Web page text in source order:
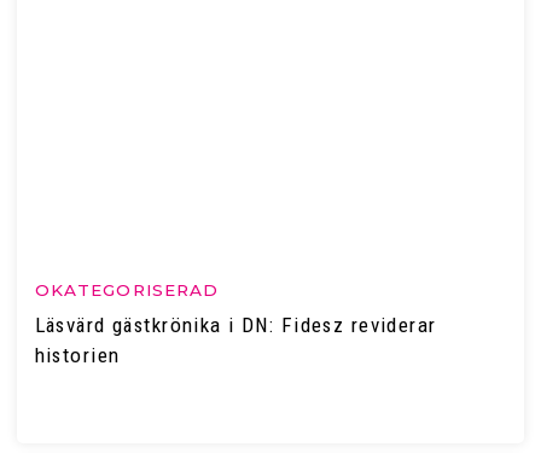
OKATEGORISERAD
Läsvärd gästkrönika i DN: Fidesz reviderar
historien